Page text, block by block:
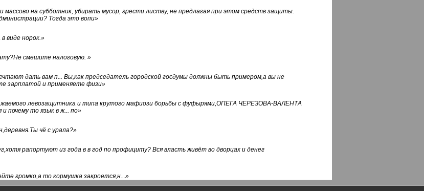
на субботник, убирать мусор, грести листву, не предлагая при этом средств защиты.
Тогда это вопи»
виде норок.»
смешите налоговую. »
дать вам п... Вы,как председатель городской госдумы должны быть примером,а вы не
зарплатой и применяете физи»
левозащитника и типа крутого мафиози борьбы с фуфырями,ОПЕГА ЧЕРЕЗОВА-ВАЛЕНТА
почему то язык в ж... по»
чё с урала?»
рапортуют из года в в год по профициту? Вся власть живёт во дворцах и денег
громко,а то кормушка закроется,н...»